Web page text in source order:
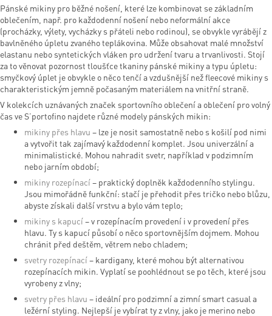
Pánské mikiny pro běžné nošení, které lze kombinovat se základním
oblečením, např. pro každodenní nošení nebo neformální akce
(procházky, výlety, vycházky s přáteli nebo rodinou), se obvykle vyrábějí z
bavlněného úpletu zvaného teplákovina. Může obsahovat malé množství
elastanu nebo syntetických vláken pro udržení tvaru a trvanlivosti. Stojí
za to věnovat pozornost tloušťce tkaniny pánské mikiny a typu úpletu:
smyčkový úplet je obvykle o něco tenčí a vzdušnější než fleecové mikiny s
charakteristickým jemně počasaným materiálem na vnitřní straně.
V kolekcích uznávaných značek sportovního oblečení a oblečení pro volný
čas ve S’portofino najdete různé modely pánských mikin:
mikiny přes hlavu – lze je nosit samostatně nebo s košilí pod nimi
a vytvořit tak zajímavý každodenní komplet. Jsou univerzální a
minimalistické. Mohou nahradit svetr, například v podzimním
nebo jarním období;
mikiny rozepínací– praktický doplněk každodenního stylingu.
Jsou mimořádně funkční: stačí je přehodit přes tričko nebo blůzu,
abyste získali další vrstvu a bylo vám teplo;
mikiny s kapucí– v rozepínacím provedení i v provedení přes
hlavu. Ty s kapucí působí o něco sportovnějším dojmem. Mohou
chránit před deštěm, větrem nebo chladem;
svetry rozepínací– kardigany, které mohou být alternativou
rozepínacích mikin. Vyplatí se poohlédnout se po těch, které jsou
vyrobeny z vlny;
svetry přes hlavu – ideální pro podzimní a zimní smart casual a
ležérní styling. Nejlepší je vybírat ty z vlny, jako je merino nebo